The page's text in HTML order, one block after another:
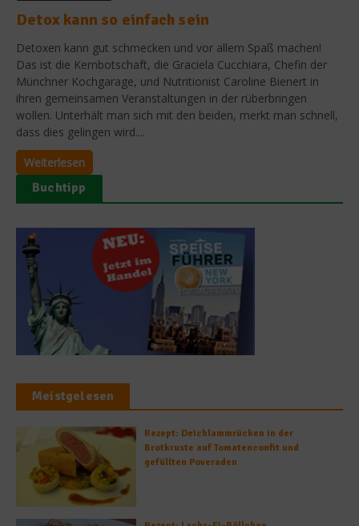
Detox kann so einfach sein
Detoxen kann gut schmecken und vor allem Spaß machen!
Das ist die Kernbotschaft, die Graciela Cucchiara, Chefin der
Münchner Kochgarage, und Nutritionist Caroline Bienert in
ihren gemeinsamen Veranstaltungen in der rüberbringen
wollen. Unterhält man sich mit den beiden, merkt man schnell,
dass dies gelingen wird....
Weiterlesen
Buchtipp
Meistgelesen
Rezept: Deichlammrücken in der
Brotkruste auf Tomatenconfit und
gefüllten Poveraden